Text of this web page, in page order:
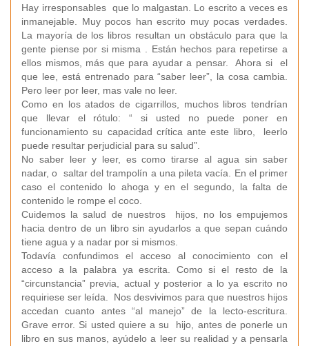
Hay irresponsables que lo malgastan. Lo escrito a veces es
inmanejable. Muy pocos han escrito muy pocas verdades.
La mayoría de los libros resultan un obstáculo para que la
gente piense por si misma . Están hechos para repetirse a
ellos mismos, más que para ayudar a pensar. Ahora si el
que lee, está entrenado para “saber leer”, la cosa cambia.
Pero leer por leer, mas vale no leer.
Como en los atados de cigarrillos, muchos libros tendrían
que llevar el rótulo: “ si usted no puede poner en
funcionamiento su capacidad crítica ante este libro, leerlo
puede resultar perjudicial para su salud”.
No saber leer y leer, es como tirarse al agua sin saber
nadar, o saltar del trampolín a una pileta vacía. En el primer
caso el contenido lo ahoga y en el segundo, la falta de
contenido le rompe el coco.
Cuidemos la salud de nuestros hijos, no los empujemos
hacia dentro de un libro sin ayudarlos a que sepan cuándo
tiene agua y a nadar por si mismos.
Todavía confundimos el acceso al conocimiento con el
acceso a la palabra ya escrita. Como si el resto de la
“circunstancia” previa, actual y posterior a lo ya escrito no
requiriese ser leída. Nos desvivimos para que nuestros hijos
accedan cuanto antes “al manejo” de la lecto-escritura.
Grave error. Si usted quiere a su hijo, antes de ponerle un
libro en sus manos, ayúdelo a leer su realidad y a pensarla